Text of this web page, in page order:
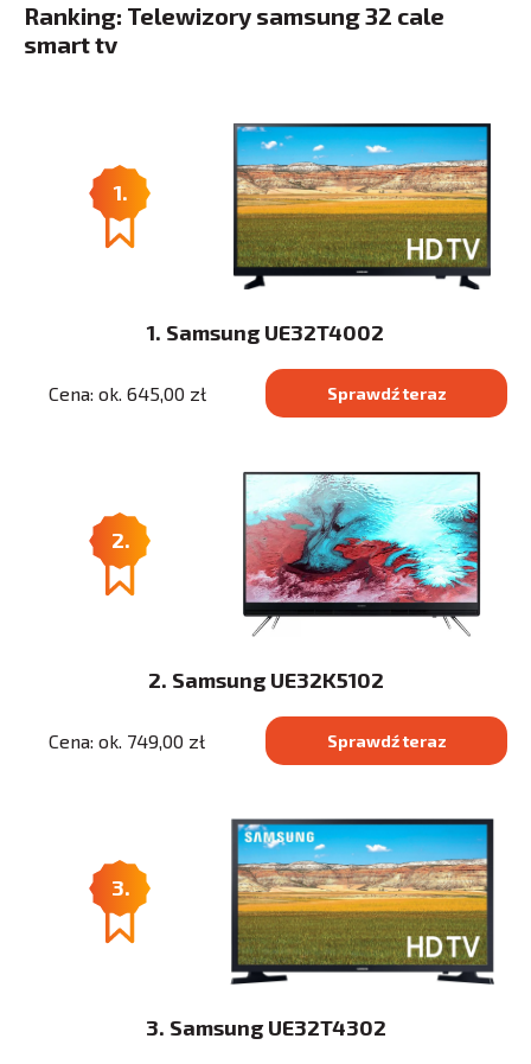
Ranking: Telewizory samsung 32 cale
smart tv
1.
1. Samsung UE32T4002
Cena: ok. 645,00 zł Sprawdź teraz
2.
2. Samsung UE32K5102
Cena: ok. 749,00 zł Sprawdź teraz
3.
3. Samsung UE32T4302